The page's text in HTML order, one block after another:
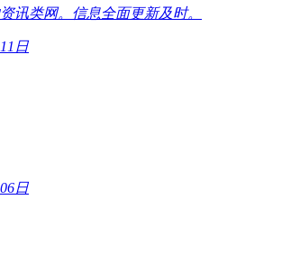
讯类网。信息全面更新及时。
日
日